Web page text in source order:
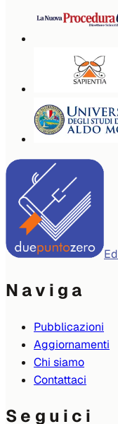
Naviga
Pubblicazioni
Aggiornamenti
Chi siamo
Contattaci
Seguici